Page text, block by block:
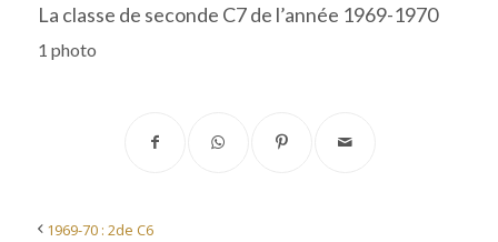
La classe de seconde C7 de l’année 1969-1970
1 photo
1969-70 : 2de C6